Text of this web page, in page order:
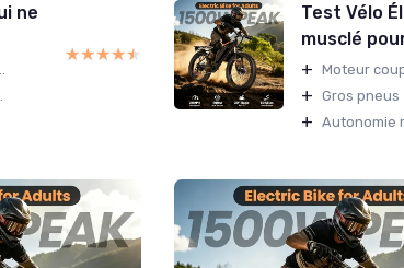
ne
★★★★★
★★★★★
Test Vélo
musclé
+ Moteur
+ Gros
+ Autonomie